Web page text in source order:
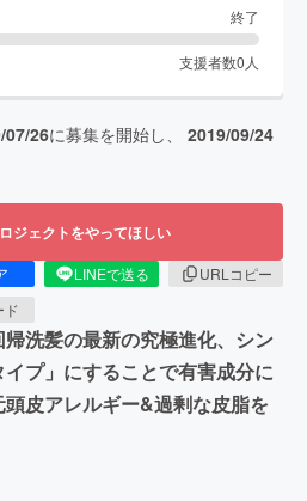
終了
支援者数0 人
07/26に募集を開始し、 2019/09/24
ジェクトをやってほしい
LINEで送る
URLコピー
ド
洗髪の最新の究極進化、シン
プ」にすることで有害成分に
皮アレルギー&過剰な皮脂を